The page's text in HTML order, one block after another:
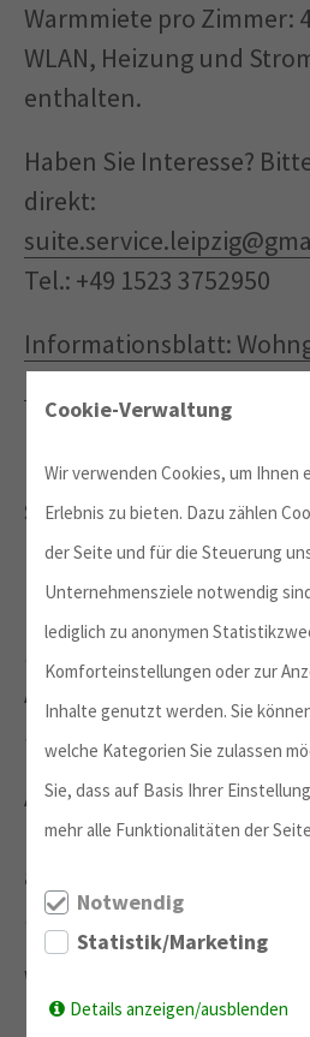
Warmmiete pro Zimmer:
WLAN, Heizung und
enthalten.
Haben Sie Interesse?
direkt:
Tel.: +49 1523 3752950
Informationsblatt:
Smartliving Leipzig
Adresse: Johannisgasse
Apartments (16 m²–41
Bett, Schreibtisch und
ab 400 € pro Monat.
Strom, Wasser und
Website:
Kontakt für Fragen und
Cookie-Verwaltung
Wir verwenden Cookies, um Ihnen
Erlebnis zu bieten. Dazu zählen
der Seite und für die Steuerung
Unternehmensziele notwendig
lediglich zu anonymen
Komforteinstellungen oder zur
Inhalte genutzt werden. Sie
welche Kategorien Sie zulassen
Sie, dass auf Basis Ihrer
mehr alle Funktionalitäten der
Notwendig
Statistik/Marketing
Details anzeigen/ausblenden